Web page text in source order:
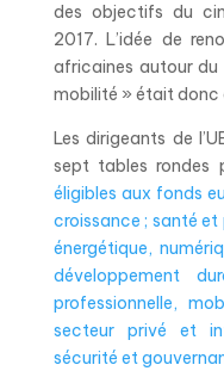
des objectifs du
2017. L’idée de
africaines autour
mobilité » était
Les dirigeants de
sept tables rondes
éligibles aux fonds
croissance ; santé
énergétique,
développement
professionnelle,
secteur privé et
sécurité et